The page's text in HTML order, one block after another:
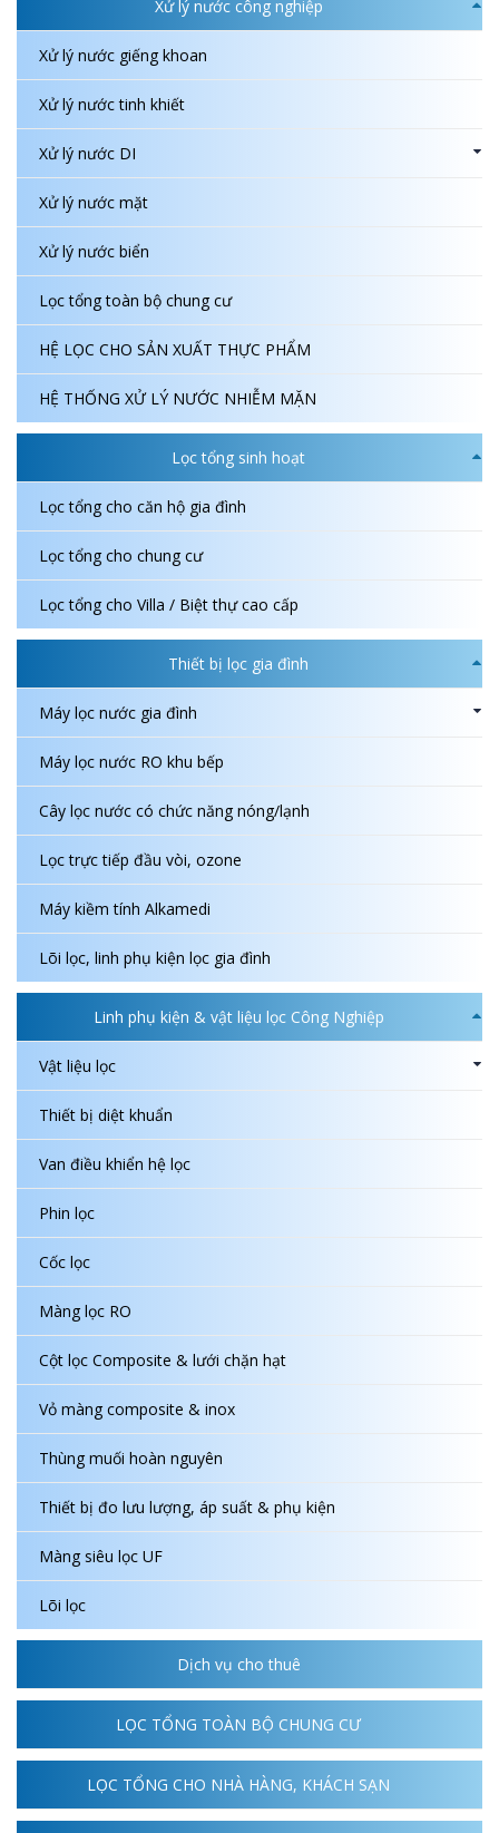
Xử lý nước công nghiệp
Xử lý nước giếng khoan
Xử lý nước tinh khiết
Xử lý nước DI
Xử lý nước mặt
Xử lý nước biển
Lọc tổng toàn bộ chung cư
HỆ LỌC CHO SẢN XUẤT THỰC PHẨM
HỆ THỐNG XỬ LÝ NƯỚC NHIỄM MẶN
Lọc tổng sinh hoạt
Lọc tổng cho căn hộ gia đình
Lọc tổng cho chung cư
Lọc tổng cho Villa / Biệt thự cao cấp
Thiết bị lọc gia đình
Máy lọc nước gia đình
Máy lọc nước RO khu bếp
Cây lọc nước có chức năng nóng/lạnh
Lọc trực tiếp đầu vòi, ozone
Máy kiềm tính Alkamedi
Lõi lọc, linh phụ kiện lọc gia đình
Linh phụ kiện & vật liệu lọc Công Nghiệp
Vật liệu lọc
Thiết bị diệt khuẩn
Van điều khiển hệ lọc
Phin lọc
Cốc lọc
Màng lọc RO
Cột lọc Composite & lưới chặn hạt
Vỏ màng composite & inox
Thùng muối hoàn nguyên
Thiết bị đo lưu lượng, áp suất & phụ kiện
Màng siêu lọc UF
Lõi lọc
Dịch vụ cho thuê
LỌC TỔNG TOÀN BỘ CHUNG CƯ
LỌC TỔNG CHO NHÀ HÀNG, KHÁCH SẠN